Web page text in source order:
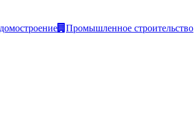
Промышленное строительство